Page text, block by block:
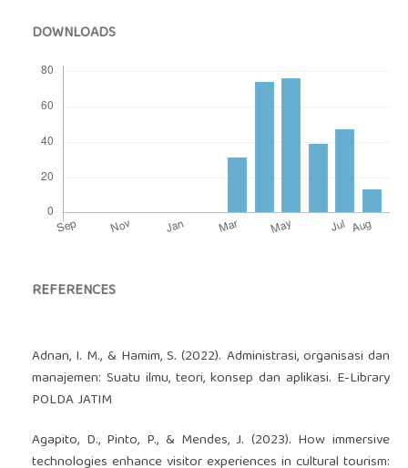
DOWNLOADS
REFERENCES
Adnan, I. M., & Hamim, S. (2022). Administrasi, organisasi dan
manajemen: Suatu ilmu, teori, konsep dan aplikasi. E-Library
POLDA JATIM
Agapito, D., Pinto, P., & Mendes, J. (2023). How immersive
technologies enhance visitor experiences in cultural tourism: